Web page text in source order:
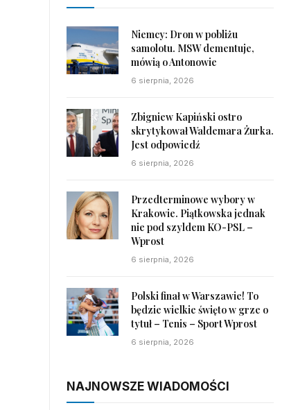
Niemcy: Dron w pobliżu
samolotu. MSW dementuje,
mówią o Antonowie
6 sierpnia, 2026
Zbigniew Kapiński ostro
skrytykował Waldemara Żurka.
Jest odpowiedź
6 sierpnia, 2026
Przedterminowe wybory w
Krakowie. Piątkowska jednak
nie pod szyldem KO-PSL –
Wprost
6 sierpnia, 2026
Polski finał w Warszawie! To
będzie wielkie święto w grze o
tytuł – Tenis – Sport Wprost
6 sierpnia, 2026
NAJNOWSZE WIADOMOŚCI